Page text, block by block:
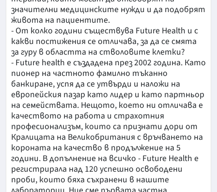
значителни медицинските нужди и да подобрят
живота на пациентите.
- От колко години съществува Future Health и с
какви постижения се отличава, за да се смята
за гуру в областта на стволовите клетки?
- Future health е създадена през 2002 година. Като
пионер на частното фамилно тъканно
банкиране, успя да се утвърди и наложи на
европейския пазар като лидер и като партньор
на семействата. Нещото, което ни отличава е
качеството на работа и страхотния
професионализъм, които са признати дори от
Кралицата на Великобритания с връчването на
короната на качество в продължение на 5
години. В допълнение на всичко - Future Health е
регистрирала над 120 успешно освободени
проби, които бяха съхранени в нашите